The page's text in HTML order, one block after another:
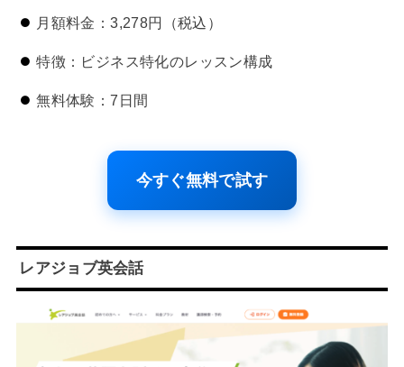
月額料金：3,278円（税込）
特徴：ビジネス特化のレッスン構成
無料体験：7日間
今すぐ無料で試す
レアジョブ英会話